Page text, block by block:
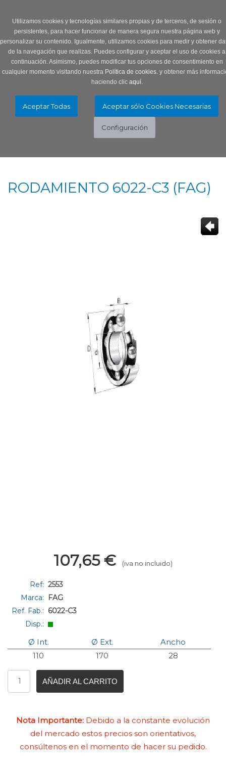
Utilizamos cookies y tecnologías similares propias y de terceros, de sesión o
persistentes, para hacer funcionar de manera segura nuestra página web y
personalizar su contenido. Igualmente, utilizamos cookies para medir y obtener
de la navegación que realizas. Puedes configurar y aceptar el uso de cookies a
continuación. Asimismo, puedes modificar tus opciones de consentimiento en
cualquier momento visitando nuestra Política de cookies.y obtener más
haciendo clic aquí.
RODAMIENTO 6022-C3 (FAG)
107,65 € (iva no incluido)
Ref: 2553
Marca:
FAG
Ref. Fab.: 6022-C3
Disp.:
Ø Int. Ø Ext.
Ancho
110
170 28
AÑADIR AL CARRITO
Nota Importante: Debido a la constante evolución
del mercado estos precios son orientativos,
consúltenos en el momento de hacer su pedido.